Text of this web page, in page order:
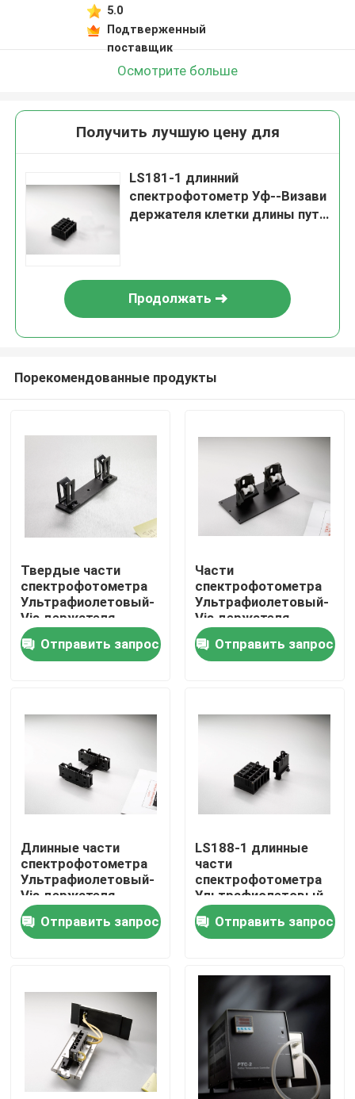
Дома
Продукция
Спектрофотометр атомной абсорбции
Спектрометр атомной абсорбции пламени
Атомный спектрометр флуоресцирования
Двойной спектрофотометр луча
Разделите спектрофотометр луча
Оборудование газовой хроматографии
5.0
Подтверженный
поставщик
Осмотрите больше
Получить лучшую цену для
LS181-1 длинний
спектрофотометр Уф--Визави
держателя клетки длины пути
Продолжать
Порекомендованные продукты
Твердые части
спектрофотометра
Ультрафиолетовый-
Vis держателя
образца S19-1
Отправить запрос
Части
спектрофотометра
Ультрафиолетовый-
Vis держателя
пробирки TR19-1
Отправить запрос
Длинные части
спектрофотометра
Ультрафиолетовый-
Vis держателя
клетки длины пути
LS19-1
Отправить запрос
LS188-1 длинные
части
спектрофотометра
Ультрафиолетовый-
Vis держателя
длины пути 5-Cell
Отправить запрос